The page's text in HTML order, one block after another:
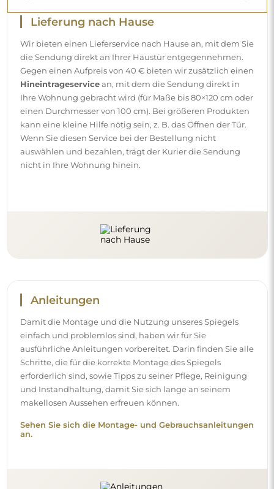
Lieferung nach Hause
Wir bieten einen Lieferservice nach Hause an, mit dem Sie
die Sendung direkt an Ihrer Haustür entgegennehmen.
Gegen einen Aufpreis von 40 € bieten wir zusätzlich einen
Hineintrageservicean, mit dem die Sendung direkt in
Ihre Wohnung gebracht wird (für Maße bis 80×120 cm oder
einen Durchmesser von 100 cm). Bei größeren Produkten
kann eine kleine Hilfe nötig sein, z. B. das Öffnen der Tür.
Wenn Sie diesen Service bei der Bestellung nicht
auswählen und bezahlen, trägt der Kurier die Sendung
nicht in Ihre Wohnung hinein.
Anleitungen
Damit die Montage und die Nutzung unseres Spiegels
einfach und problemlos sind, haben wir für Sie
ausführliche Anleitungen vorbereitet. Darin finden Sie alle
Schritte, die für die korrekte Montage des Spiegels
erforderlich sind, sowie Tipps zu seiner Pflege, Reinigung
und Instandhaltung, damit Sie sich lange an seinem
makellosen Aussehen erfreuen können.
Sehen Sie sich die Montage- und Gebrauchsanleitungen
an.